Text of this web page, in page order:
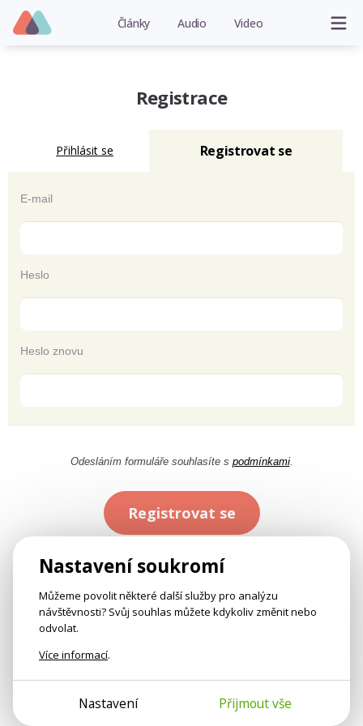
Články Audio Video
Registrace
Přihlásit se Registrovat se
E-mail
Heslo
Heslo znovu
Odesláním formuláře souhlasíte s podmínkami.
Registrovat se
Nastavení soukromí
Můžeme povolit některé další služby pro analýzu
návštěvnosti? Svůj souhlas můžete kdykoliv změnit nebo
odvolat.
Více informací.
Nastavení Přijmout vše